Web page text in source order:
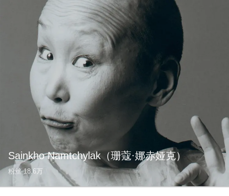
Sainkho Namtchylak（珊蔻·娜赤娅克）
粉丝 18.6万